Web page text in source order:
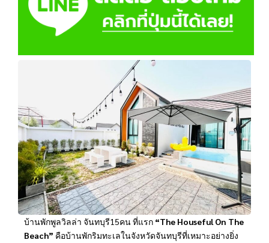
บ้านพักพูลวิลล่า จันทบุรี15คน ที่แรก “The Houseful On The
Beach” คือบ้านพักริมทะเลในจังหวัดจันทบุรีที่เหมาะอย่างยิ่ง